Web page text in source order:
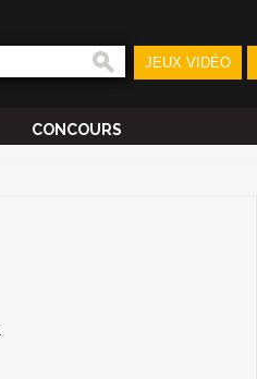
JEUX VIDÉO
CONCOURS